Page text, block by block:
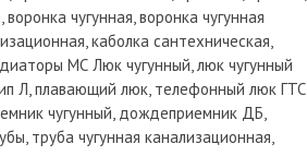
чугунная, воронка чугунная
каболка сантехническая,
МС Люк чугунный, люк чугунный
Л, плавающий люк, телефонный люк ГТС,
чугунный, дождеприемник ДБ,
труба чугунная канализационная,